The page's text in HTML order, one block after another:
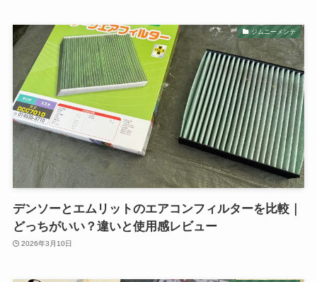
ジムニーメンテ
デンソーとエムリットのエアコンフィルターを比較｜
どっちがいい？違いと使用感レビュー
2026年3月10日